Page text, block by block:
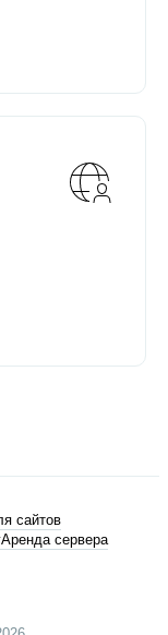
сайтов
Аренда сервера